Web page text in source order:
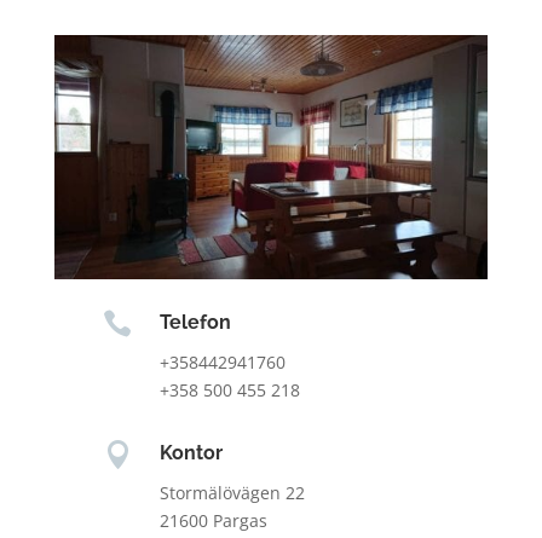

Telefon
+358442941760
+358 500 455 218

Kontor
Stormälövägen 22
21600 Pargas